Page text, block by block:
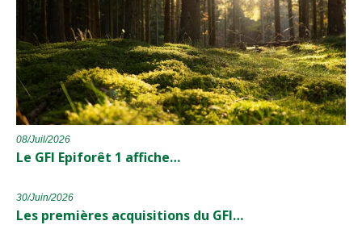
08/Juil/2026
Le GFI Epiforêt 1 affiche…
30/Juin/2026
Les premières acquisitions du GFI…